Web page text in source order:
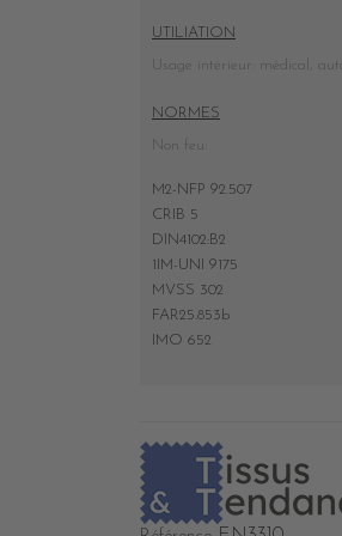
UTILIATION
Usage intérieur: médical,
NORMES
Non feu:
M2-NFP 92.507
CRIB 5
DIN4102:B2
1IM-UNI 9175
MVSS 302
FAR25.853b
IMO 652